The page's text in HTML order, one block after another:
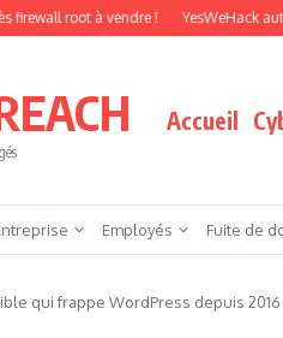
root à vendre ! YesWeHack
Accueil
Employés Fuite de
qui frappe WordPress depuis 2016